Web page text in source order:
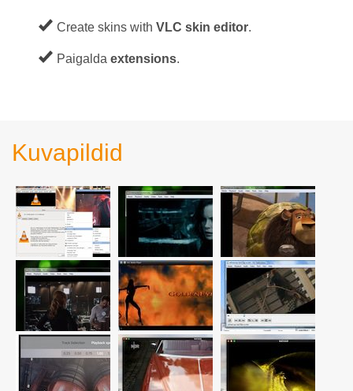
Create skins with VLC skin editor.
Paigalda extensions.
Kuvapildid